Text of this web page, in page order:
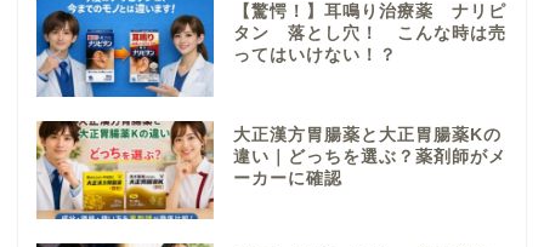
【驚愕！】耳鳴り治療薬 ナリピ
タン 落とし穴！ こんな時は売
ってはいけない！？
大正漢方胃腸薬と大正胃腸薬Kの
違い｜どっちを選ぶ？薬剤師がメ
ーカーに確認